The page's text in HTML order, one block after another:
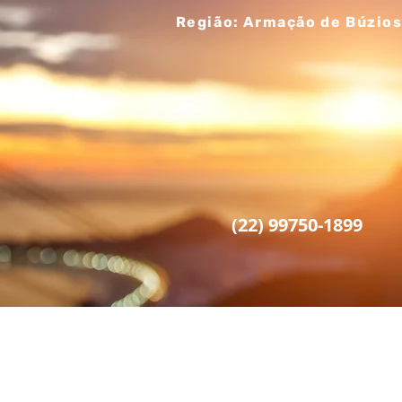
Região: Armação de Búzios
(22) 99750-1899